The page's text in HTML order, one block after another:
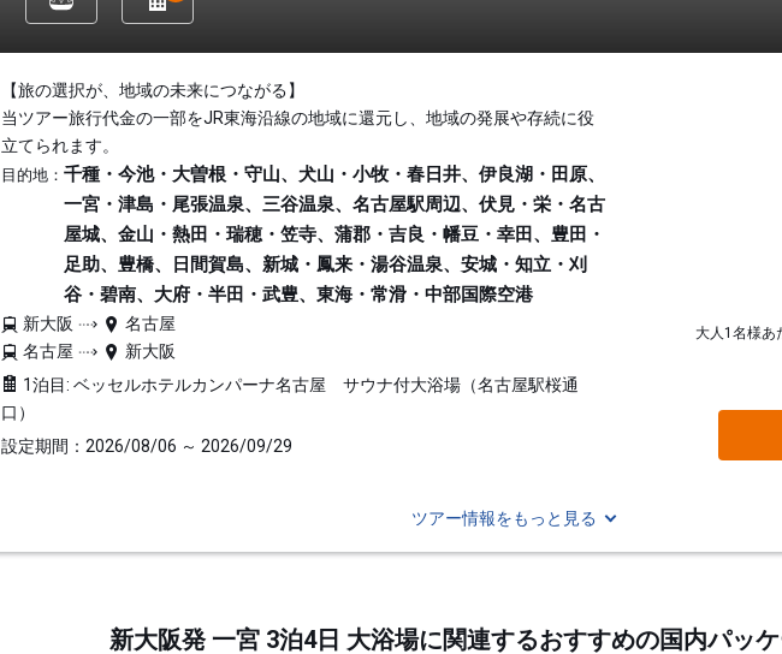
【旅の選択が、地域の未来につながる】
当ツアー旅行代金の一部をJR東海沿線の地域に還元し、地域の発展や存続に役
立てられます。
目的地： 千種・今池・大曽根・守山、犬山・小牧・春日井、伊良湖・田原、
一宮・津島・尾張温泉、三谷温泉、名古屋駅周辺、伏見・栄・名古
屋城、金山・熱田・瑞穂・笠寺、蒲郡・吉良・幡豆・幸田、豊田・
足助、豊橋、日間賀島、新城・鳳来・湯谷温泉、安城・知立・刈
谷・碧南、大府・半田・武豊、東海・常滑・中部国際空港
新大阪
名古屋
名古屋
新大阪
1泊目: ベッセルホテルカンパーナ名古屋 サウナ付大浴場（名古屋駅桜通
口）
設定期間：2026/08/06 ～ 2026/09/29
大人1名様あ
ツアー情報をもっと見る
新大阪発 一宮 3泊4日 大浴場に関連するおすすめの国内パッ